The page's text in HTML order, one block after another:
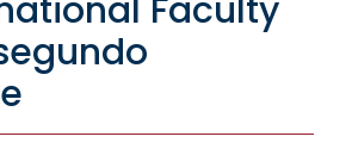
Faculty